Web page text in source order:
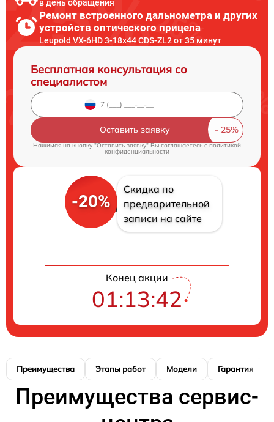
в день обращения
Ремонт встроенного дальнометра и других
устройств оптического прицела
Leupold VX-6HD 3-18x44 CDS-ZL2 от 35 минут
Бесплатная консультация со
специалистом
Оставить заявку
Нажимая на кнопку "Оставить заявку" Вы соглашаетесь cполитикой
конфиденциальности
-20%
Скидка по
предварительной
записи на сайте
Конец акции
01:13:41
Преимущества Этапы работ Модели Гарантия
Преимущества сервис-